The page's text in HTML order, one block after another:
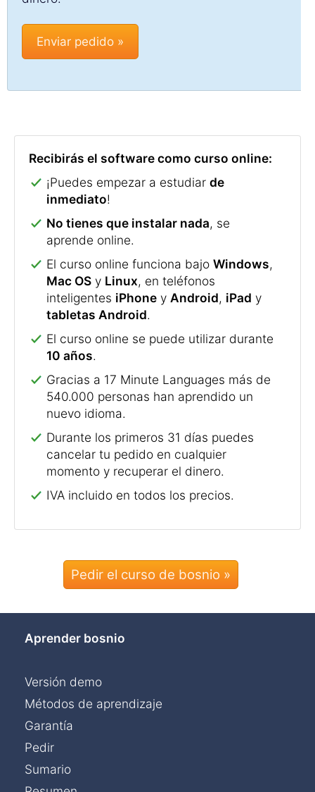
Recibirás el software como curso online:
¡Puedes empezar a estudiar de
inmediato!
No tienes que instalar nada, se
aprende online.
El curso online funciona bajo Windows,
Mac OS y Linux, en teléfonos
inteligentes iPhone y Android, iPad y
tabletas Android.
El curso online se puede utilizar durante
10 años.
Gracias a 17 Minute Languages más de
540.000 personas han aprendido un
nuevo idioma.
Durante los primeros 31 días puedes
cancelar tu pedido en cualquier
momento y recuperar el dinero.
IVA incluido en todos los precios.
Pedir el curso de bosnio »
Aprender bosnio
Versión demo
Métodos de aprendizaje
Garantía
Pedir
Sumario